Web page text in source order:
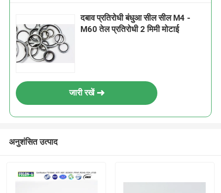
दबाव प्रतिरोधी बंधुआ सील सील M4 -
M60 तेल प्रतिरोधी 2 मिमी मोटाई
जारी रखें
अनुशंसित उत्पाद